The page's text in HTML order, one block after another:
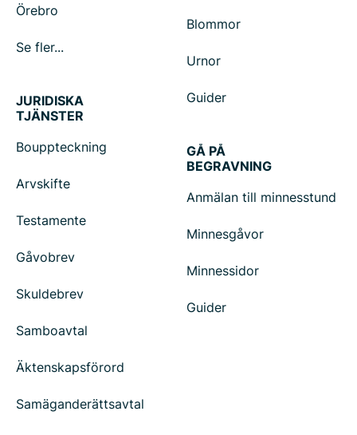
Örebro
Se fler...
Blommor
Urnor
Guider
JURIDISKA
TJÄNSTER
Bouppteckning
Arvskifte
Testamente
Gåvobrev
Skuldebrev
Samboavtal
Äktenskapsförord
Samäganderättsavtal
GÅ PÅ
BEGRAVNING
Anmälan till minnesstund
Minnesgåvor
Minnessidor
Guider